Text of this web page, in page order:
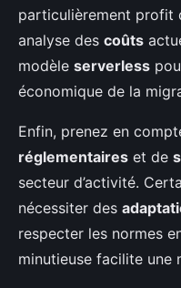
particulièrement profit
analyse des coûts
modèle serverless
économique de la
Enfin, prenez en
réglementaires et de
secteur d’activité.
nécessiter des
respecter les normes
minutieuse facilite une